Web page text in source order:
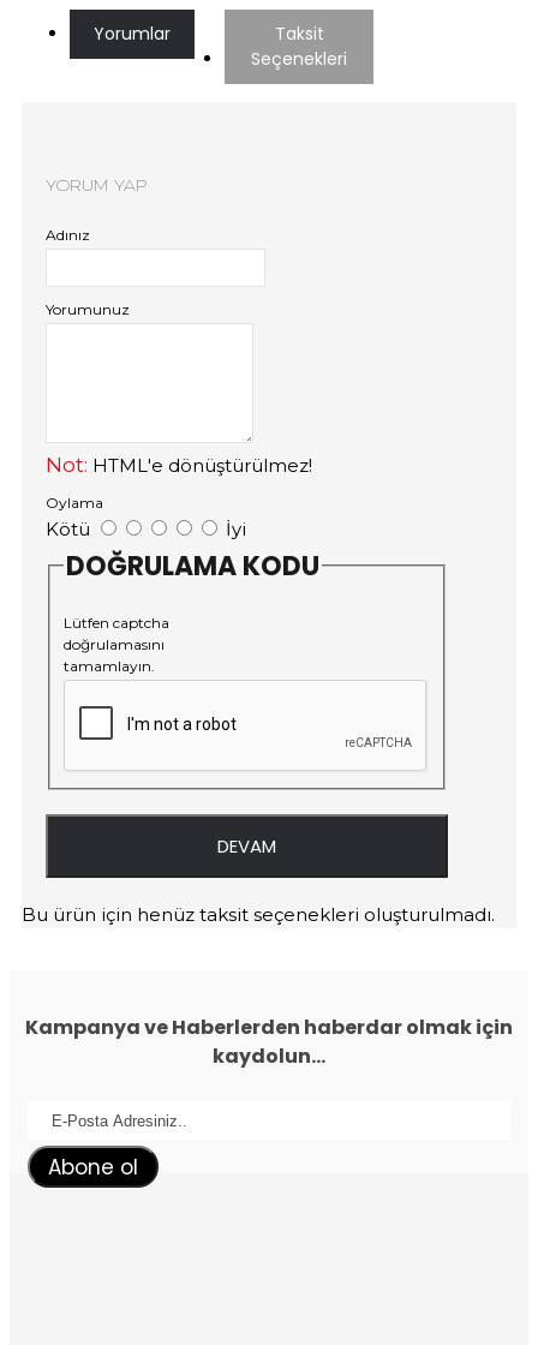
Yorumlar
Taksit
Seçenekleri
YORUM YAP
Adınız
Yorumunuz
Not: HTML'e dönüştürülmez!
Oylama
Kötü İyi
DOĞRULAMA KODU
Lütfen captcha
doğrulamasını
tamamlayın.
DEVAM
Bu ürün için henüz taksit seçenekleri oluşturulmadı.
Kampanya ve Haberlerden haberdar olmak için
kaydolun...
Abone ol